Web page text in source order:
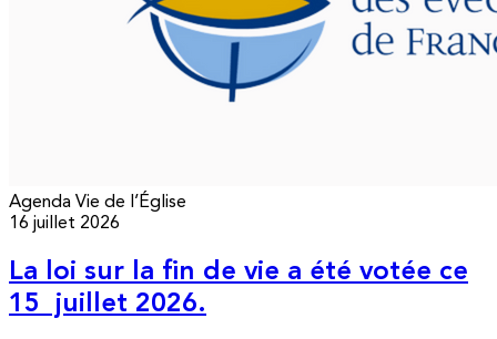
Agenda Vie de l’Église
16 juillet 2026
La loi sur la fin de vie a été votée ce
15 juillet 2026.